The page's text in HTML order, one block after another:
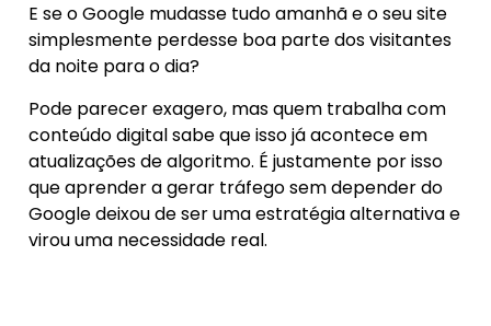
E se o Google mudasse tudo amanhã e o seu site
simplesmente perdesse boa parte dos visitantes
da noite para o dia?
Pode parecer exagero, mas quem trabalha com
conteúdo digital sabe que isso já acontece em
atualizações de algoritmo. É justamente por isso
que aprender a gerar tráfego sem depender do
Google deixou de ser uma estratégia alternativa e
virou uma necessidade real.